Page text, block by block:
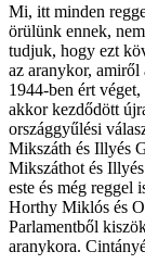
Mi, itt minden
örülünk ennek,
tudjuk, hogy ezt
az aranykor,
1944-ben ért
akkor kezdődött
országgyűlési
Mikszáth és Illyés
Mikszáthot és
este és még reggel
Horthy Miklós és
Parlamentből
aranykora.